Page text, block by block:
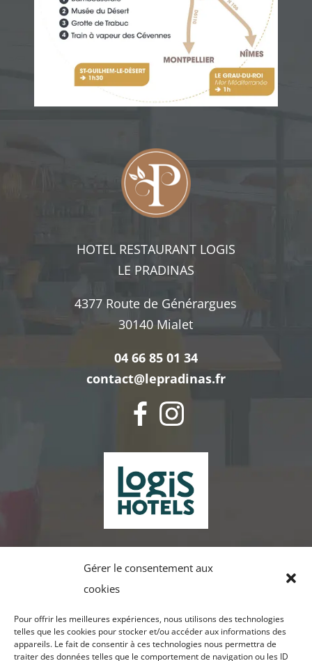
Gérer le consentement aux
cookies
Pour offrir les meilleures expériences, nous utilisons des technologies
telles que les cookies pour stocker et/ou accéder aux informations des
appareils. Le fait de consentir à ces technologies nous permettra de
traiter des données telles que le comportement de navigation ou les ID
HOTEL RESTAURANT LOGIS
LE PRADINAS
4377 Route de Générargues
30140 Mialet
04 66 85 01 34
contact@lepradinas.fr